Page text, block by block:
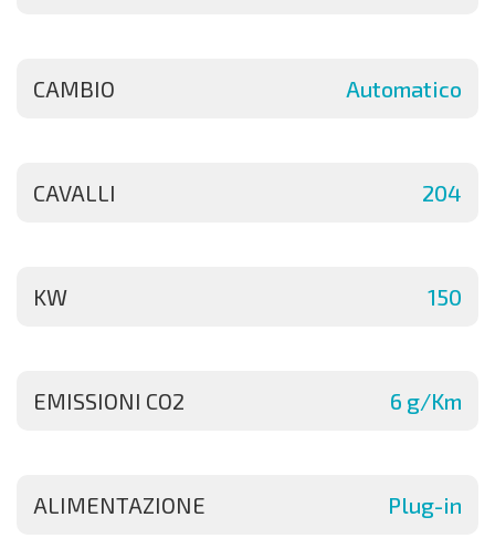
CAMBIO Automatico
CAVALLI 204
KW 150
EMISSIONI CO2 6 g/Km
ALIMENTAZIONE Plug-in